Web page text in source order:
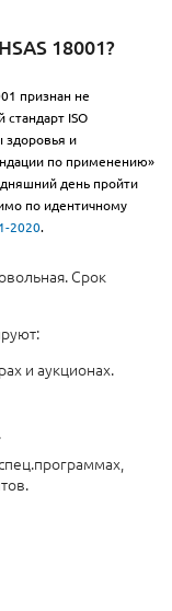
18001?
признан не
ISO
и
по применению»
день пройти
по идентичному
2020.
Срок
и аукционах.